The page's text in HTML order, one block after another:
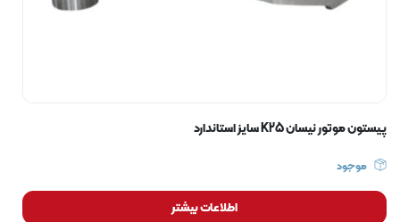
پیستون موتور نیسان K25 سایز استاندارد
موجود
اطلاعات بیشتر